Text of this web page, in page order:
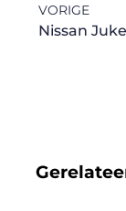
VORIGE